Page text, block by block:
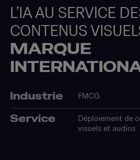
L’IA AU SERVICE
CONTENUS
MARQUE
Industrie FMCG
Service
Déploiement de
visuels et audios